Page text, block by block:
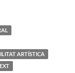
ARTÍSTICA